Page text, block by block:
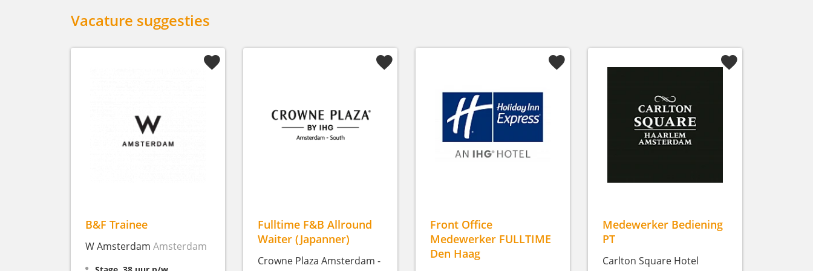
Vacature suggesties
B&F Trainee
W Amsterdam Amsterdam
Fulltime F&B Allround
Waiter (Japanner)
Crowne Plaza Amsterdam -
Front Office
Medewerker FULLTIME
Den Haag
Medewerker Bediening
PT
Carlton Square Hotel